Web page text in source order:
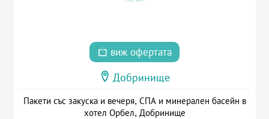
виж офертата
Добринище
Пакети със закуска и вечеря, СПА и минерален басейн в
хотел Орбел, Добринище